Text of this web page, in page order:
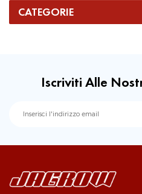
CATEGORIE
Iscriviti Alle